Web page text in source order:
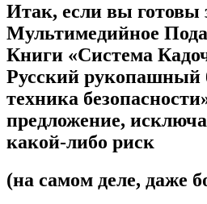
Итак, если вы готовы
Мультимедийное
Книги «Система
Русский рукопашный
техника
предложение,
какой-либо риск
(на самом деле, даже